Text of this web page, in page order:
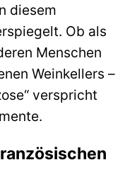
diesem
Ob als
Menschen
Weinkellers –
verspricht